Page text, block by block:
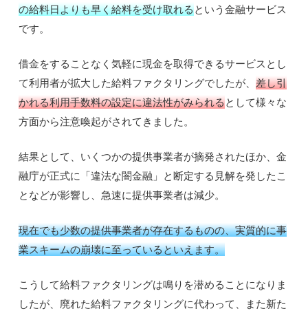
の給料日よりも早く給料を受け取れるという金融サービス
です。
借金をすることなく気軽に現金を取得できるサービスとし
て利用者が拡大した給料ファクタリングでしたが、差し引
かれる利用手数料の設定に違法性がみられるとして様々な
方面から注意喚起がされてきました。
結果として、いくつかの提供事業者が摘発されたほか、金
融庁が正式に「違法な闇金融」と断定する見解を発したこ
となどが影響し、急速に提供事業者は減少。
現在でも少数の提供事業者が存在するものの、実質的に事
業スキームの崩壊に至っているといえます。
こうして給料ファクタリングは鳴りを潜めることになりま
したが、廃れた給料ファクタリングに代わって、また新た